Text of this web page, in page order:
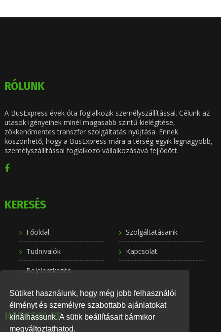
Sütiket használunk, hogy még jobb felhasználói
élményt és személyre szabottabb ajánlatokat
kínálhassunk. A sütik beállításait bármikor
megváltoztathatod.
RÓLUNK
A BusExpress évek óta foglalkozik személyszállítással. Célunk az
utasok igényeinek minél magasabb szintű kielégítése,
zökkenőmentes transzfer szolgáltatás nyújtása. Ennek
köszönhető, hogy a BusExpress mára a térség egyik legnagyobb,
személyszállítással foglalkozó vállalkozásává fejlődött.
KERESÉS
Főoldal Szolgáltatásaink
Tudnivalók Kapcsolat
Bejelentkezés
KAPCSOLAT